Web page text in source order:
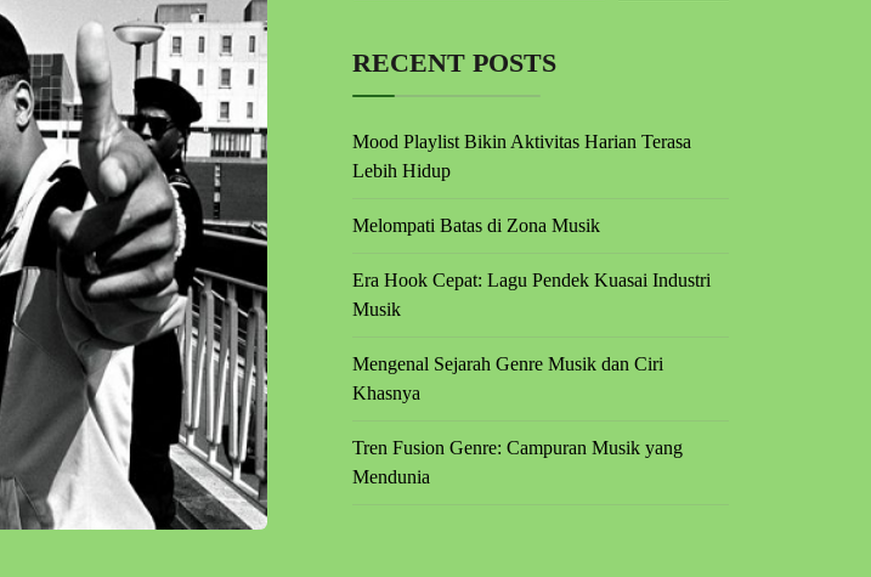
RECENT POSTS
Mood Playlist Bikin Aktivitas Harian Terasa
Lebih Hidup
Melompati Batas di Zona Musik
Era Hook Cepat: Lagu Pendek Kuasai Industri
Musik
Mengenal Sejarah Genre Musik dan Ciri
Khasnya
Tren Fusion Genre: Campuran Musik yang
Mendunia